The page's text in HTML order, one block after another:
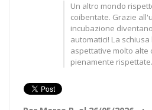
Un altro mondo
coibentate. Grazie
incubazione
automatici! La
aspettative molto alte
pienamente